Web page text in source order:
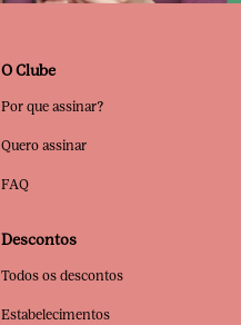
O Clube
Por que assinar?
Quero assinar
FAQ
Descontos
Todos os descontos
Estabelecimentos